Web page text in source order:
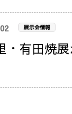
展示会情報
・有田焼